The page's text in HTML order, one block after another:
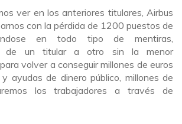
ver en los anteriores titulares, Airbus
con la pérdida de 1200 puestos de
en todo tipo de mentiras,
de un titular a otro sin la menor
volver a conseguir millones de euros
ayudas de dinero público, millones de
los trabajadores a través de